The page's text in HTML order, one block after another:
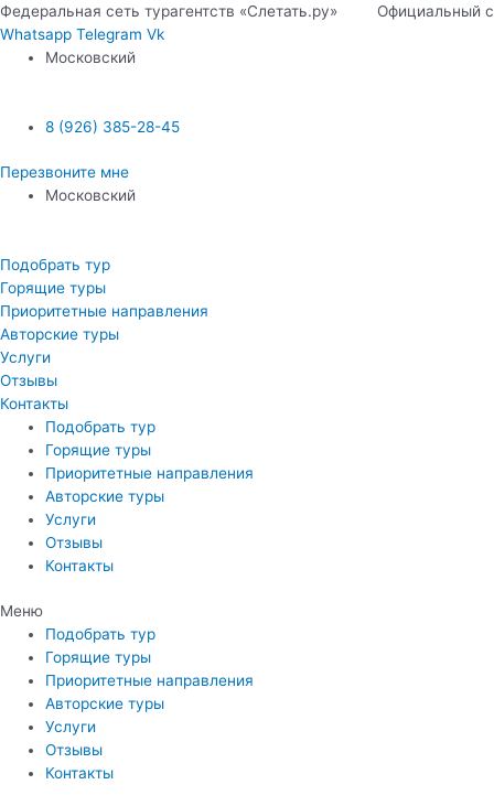
Перейти
к
содержимому
Федеральная сеть турагентств «Слетать.ру»
Whatsapp Telegram Vk
Московский
8 (926) 385-28-45
Перезвоните мне
Московский
Подобрать тур
Горящие туры
Приоритетные направления
Авторские туры
Услуги
Отзывы
Контакты
Подобрать тур
Горящие туры
Приоритетные направления
Авторские туры
Услуги
Отзывы
Контакты
Меню
Подобрать тур
Горящие туры
Приоритетные направления
Авторские туры
Услуги
Отзывы
Контакты